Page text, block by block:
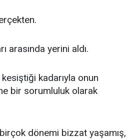
arasında yerini aldı.
kadarıyla onun
bir sorumluluk olarak
dönemi bizzat yaşamış,